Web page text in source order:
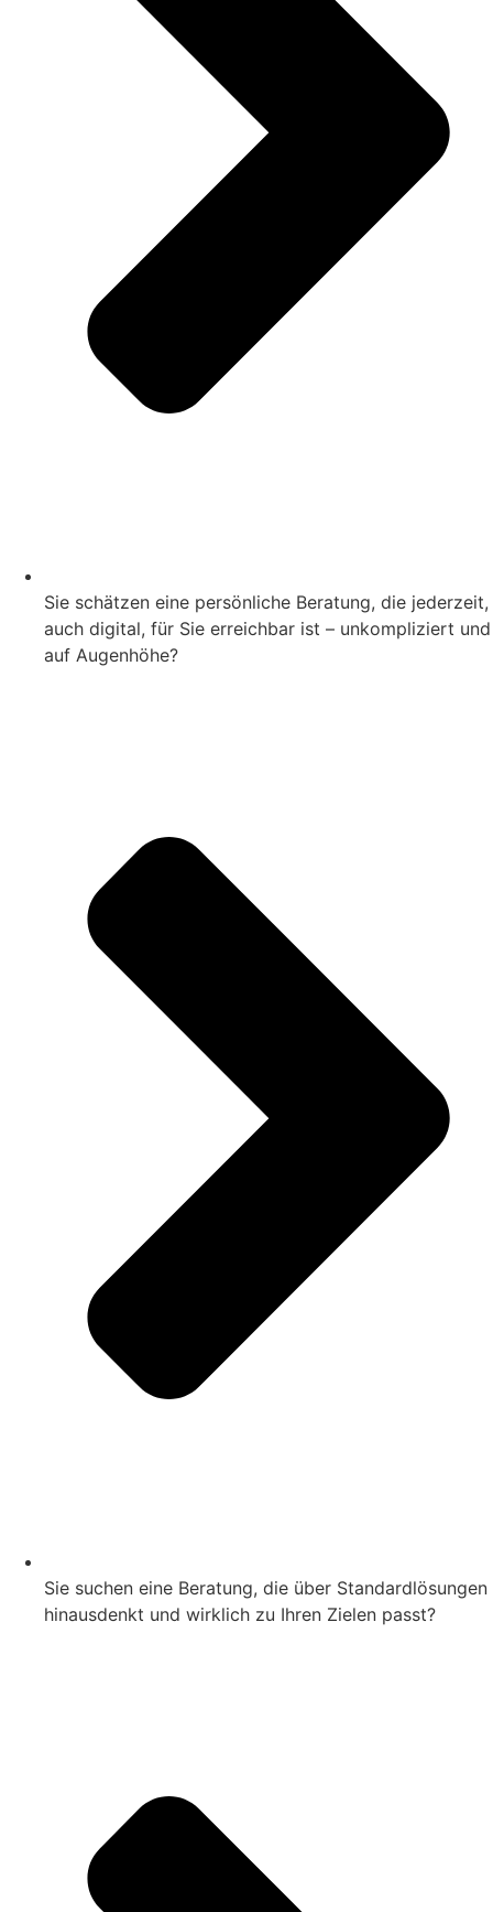
Sie schätzen eine persönliche Beratung, die jederzeit,
auch digital, für Sie erreichbar ist – unkompliziert und
auf Augenhöhe?
Sie suchen eine Beratung, die über Standardlösungen
hinausdenkt und wirklich zu Ihren Zielen passt?